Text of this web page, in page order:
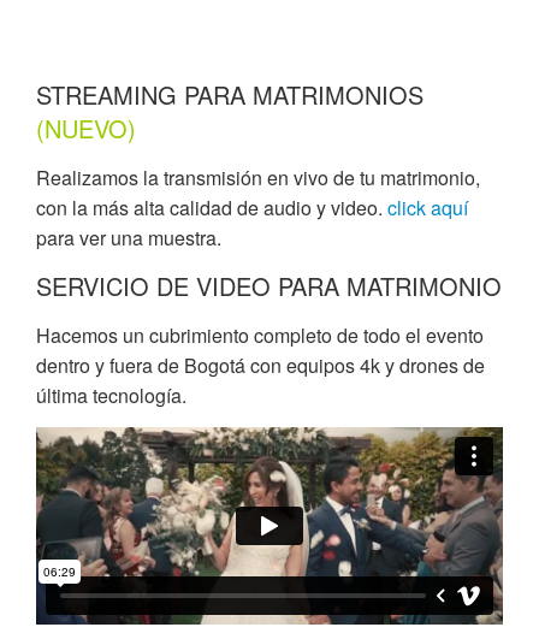
STREAMING PARA MATRIMONIOS
(NUEVO)
Realizamos la transmisión en vivo de tu matrimonio,
con la más alta calidad de audio y video. click aquí
para ver una muestra.
SERVICIO DE VIDEO PARA MATRIMONIO
Hacemos un cubrimiento completo de todo el evento
dentro y fuera de Bogotá con equipos 4k y drones de
última tecnología.